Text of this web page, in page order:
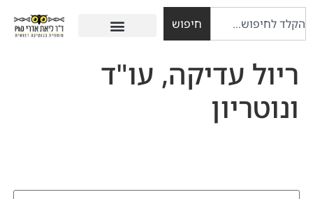
חיפוש
ריול עדיקה, עו"ד
ונוטריון